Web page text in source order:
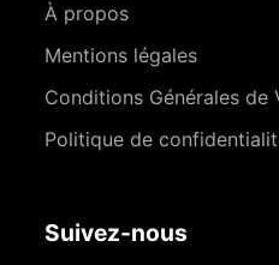
À propos
Mentions légales
Conditions Générales de
Politique de
Suivez-nous